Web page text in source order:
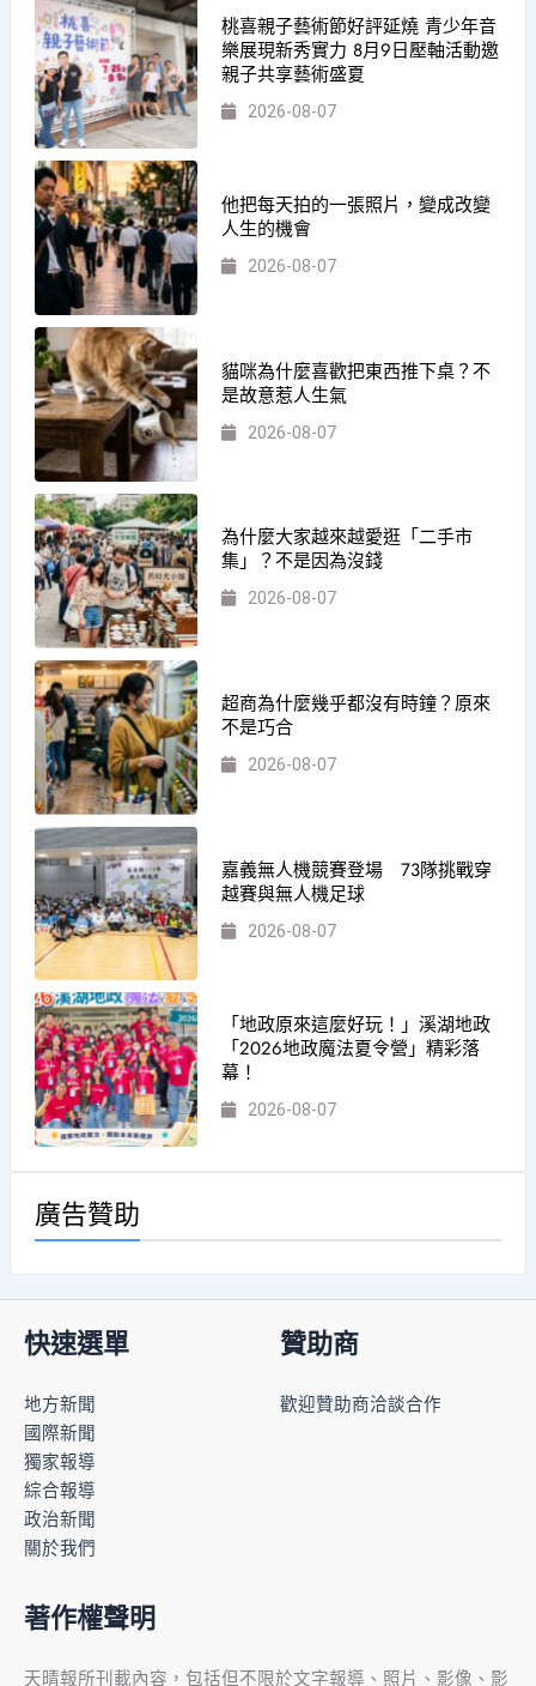
桃喜親子藝術節好評延燒 青少年音
樂展現新秀實力 8月9日壓軸活動邀
親子共享藝術盛夏
2026-08-07
他把每天拍的一張照片，變成改變
人生的機會
2026-08-07
貓咪為什麼喜歡把東西推下桌？不
是故意惹人生氣
2026-08-07
為什麼大家越來越愛逛「二手市
集」？不是因為沒錢
2026-08-07
超商為什麼幾乎都沒有時鐘？原來
不是巧合
2026-08-07
嘉義無人機競賽登場 73隊挑戰穿
越賽與無人機足球
2026-08-07
「地政原來這麼好玩！」溪湖地政
「2026地政魔法夏令營」精彩落
幕！
2026-08-07
廣告贊助
快速選單
地方新聞
國際新聞
獨家報導
綜合報導
政治新聞
關於我們
贊助商
歡迎贊助商洽談合作
著作權聲明
天晴報所刊載內容，包括但不限於文字報導、照片、影像、影